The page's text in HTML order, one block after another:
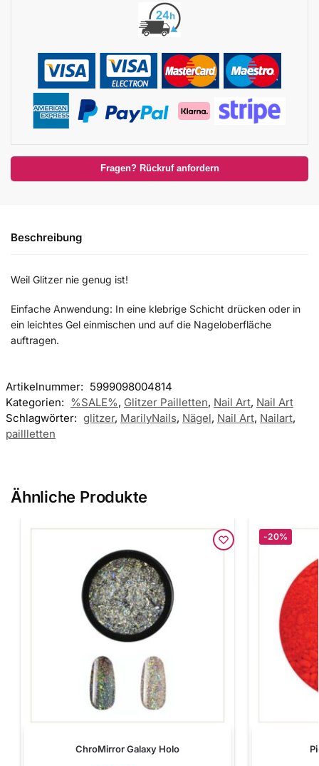
Fragen? Rückruf anfordern
Beschreibung
Weil Glitzer nie genug ist!
Einfache Anwendung: In eine klebrige Schicht drücken oder in
ein leichtes Gel einmischen und auf die Nageloberfläche
auftragen.
Artikelnummer: 5999098004814
Kategorien: %SALE%, Glitzer Pailletten, Nail Art, Nail Art
Schlagwörter: glitzer, MarilyNails, Nägel, Nail Art, Nailart,
paillletten
Ähnliche Produkte
ChroMirror Galaxy Holo
-20%